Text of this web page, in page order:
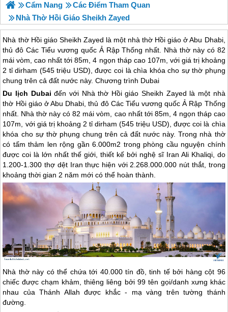
Cẩm Nang
Các Điểm Tham Quan
Nhà Thờ Hồi Giáo Sheikh Zayed
Nhà thờ Hồi giáo Sheikh Zayed là một nhà thờ Hồi giáo ở Abu Dhabi,
thủ đô Các Tiểu vương quốc Ả Rập Thống nhất. Nhà thờ này có 82
mái vòm, cao nhất tới 85m, 4 ngọn tháp cao 107m, với giá trị khoảng
2 tỉ dirham (545 triệu USD), được coi là chìa khóa cho sự thờ phụng
chung trên cả đất nước này. Chương trình Dubai
Du lịch Dubai đến với Nhà thờ Hồi giáo Sheikh Zayed là một nhà
thờ Hồi giáo ở Abu Dhabi, thủ đô Các Tiểu vương quốc Ả Rập Thống
nhất. Nhà thờ này có 82 mái vòm, cao nhất tới 85m, 4 ngọn tháp cao
107m, với giá trị khoảng 2 tỉ dirham (545 triệu USD), được coi là chìa
khóa cho sự thờ phụng chung trên cả đất nước này. Trong nhà thờ
có tấm thảm len rộng gần 6.000m2 trong phòng cầu nguyện chính
được coi là lớn nhất thế giới, thiết kế bởi nghệ sĩ Iran Ali Khaliqi, do
1.200-1.300 thợ dệt Iran thực hiện với 2.268.000.000 nút thắt, trong
khoảng thời gian 2 năm mới có thể hoàn thành.
Nhà thờ này có thể chứa tới 40.000 tín đồ, tinh tế bởi hàng cột 96
chiếc được chạm khảm, thiêng liêng bởi 99 tên gọi/danh xưng khác
nhau của Thánh Allah được khắc - mạ vàng trên tường thánh
đường.